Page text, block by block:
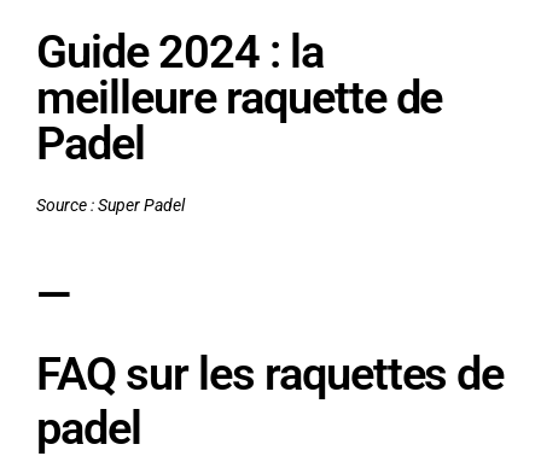
Guide 2024 : la
meilleure raquette de
Padel
Source : Super Padel
—
FAQ sur les raquettes de
padel